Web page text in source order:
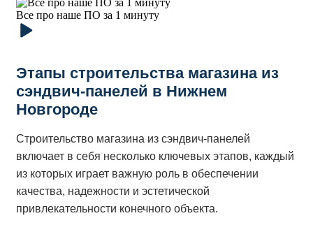
Все про наше ПО за 1 минуту
Этапы строительства магазина из
сэндвич-панелей в Нижнем
Новгороде
Строительство магазина из сэндвич-панелей
включает в себя несколько ключевых этапов, каждый
из которых играет важную роль в обеспечении
качества, надежности и эстетической
привлекательности конечного объекта.